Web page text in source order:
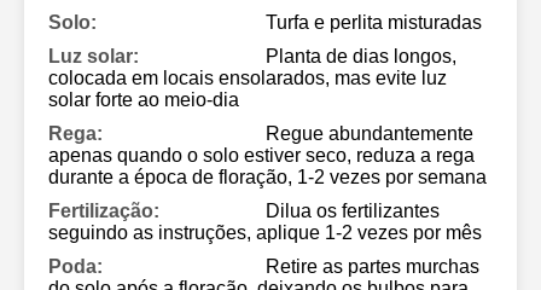
Solo:
Turfa e perlita misturadas
Luz solar:
Planta de dias longos,
colocada em locais ensolarados, mas evite luz
solar forte ao meio-dia
Rega:
Regue abundantemente
apenas quando o solo estiver seco, reduza a rega
durante a época de floração, 1-2 vezes por semana
Fertilização:
Dilua os fertilizantes
seguindo as instruções, aplique 1-2 vezes por mês
Poda:
Retire as partes murchas